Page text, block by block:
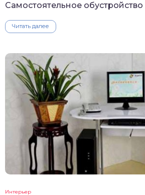
Самостоятельное
Читать далее
Интерьер